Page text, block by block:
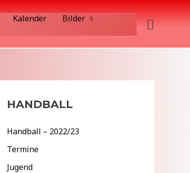
Kalender
Bilder
Suche
HANDBALL
Handball – 2022/23
Termine
Jugend